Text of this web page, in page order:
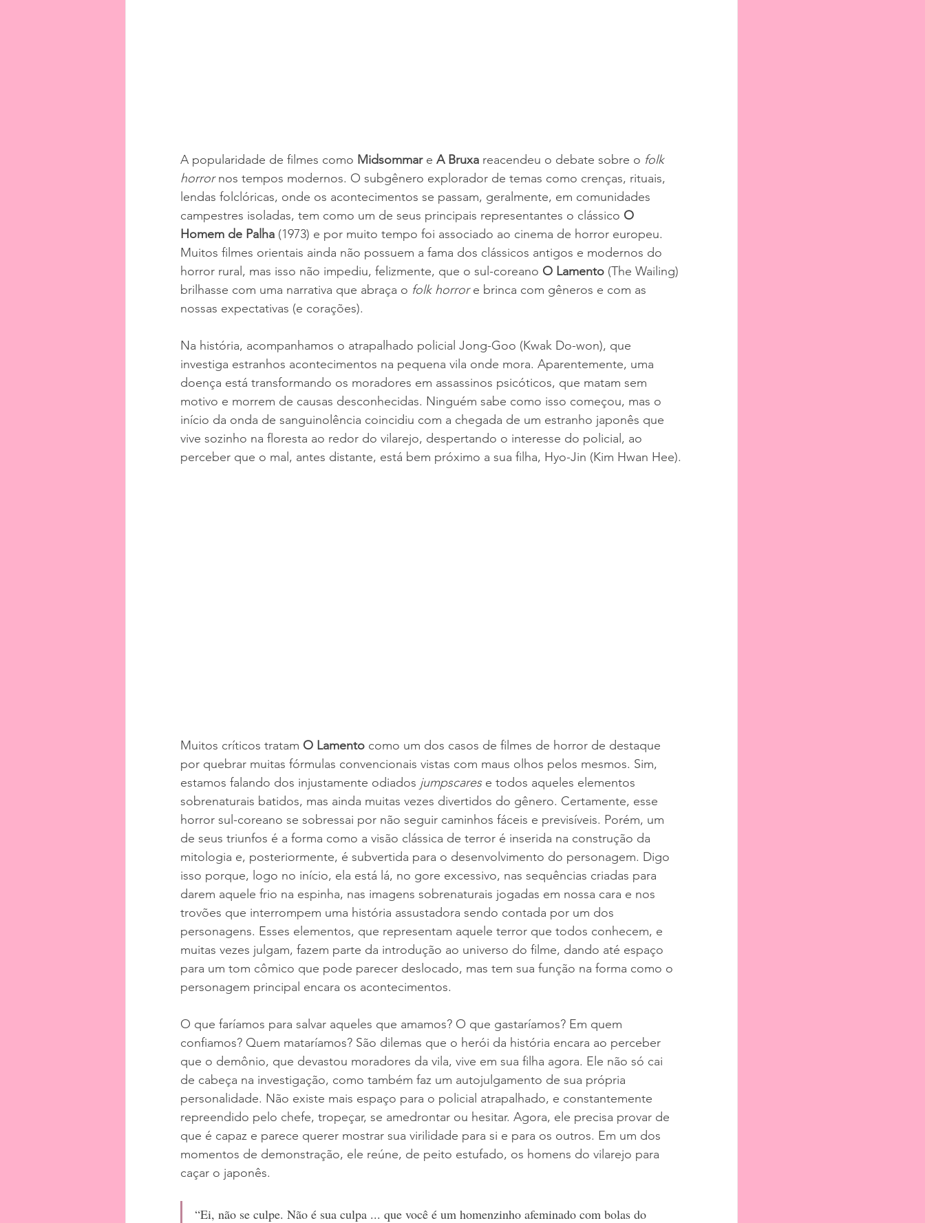
A popularidade de filmes como Midsommar e A Bruxa reacendeu o debate sobre o folk
horror nos tempos modernos. O subgênero explorador de temas como crenças, rituais,
lendas folclóricas, onde os acontecimentos se passam, geralmente, em comunidades
campestres isoladas, tem como um de seus principais representantes o clássico O
Homem de Palha (1973) e por muito tempo foi associado ao cinema de horror europeu.
Muitos filmes orientais ainda não possuem a fama dos clássicos antigos e modernos do
horror rural, mas isso não impediu, felizmente, que o sul-coreano O Lamento (The Wailing)
brilhasse com uma narrativa que abraça o folk horror e brinca com gêneros e com as
nossas expectativas (e corações).
Na história, acompanhamos o atrapalhado policial Jong-Goo (Kwak Do-won), que
investiga estranhos acontecimentos na pequena vila onde mora. Aparentemente, uma
doença está transformando os moradores em assassinos psicóticos, que matam sem
motivo e morrem de causas desconhecidas. Ninguém sabe como isso começou, mas o
início da onda de sanguinolência coincidiu com a chegada de um estranho japonês que
vive sozinho na floresta ao redor do vilarejo, despertando o interesse do policial, ao
perceber que o mal, antes distante, está bem próximo a sua filha, Hyo-Jin (Kim Hwan Hee).
Muitos críticos tratam O Lamento como um dos casos de filmes de horror de destaque
por quebrar muitas fórmulas convencionais vistas com maus olhos pelos mesmos. Sim,
estamos falando dos injustamente odiados jumpscares e todos aqueles elementos
sobrenaturais batidos, mas ainda muitas vezes divertidos do gênero. Certamente, esse
horror sul-coreano se sobressai por não seguir caminhos fáceis e previsíveis. Porém, um
de seus triunfos é a forma como a visão clássica de terror é inserida na construção da
mitologia e, posteriormente, é subvertida para o desenvolvimento do personagem. Digo
isso porque, logo no início, ela está lá, no gore excessivo, nas sequências criadas para
darem aquele frio na espinha, nas imagens sobrenaturais jogadas em nossa cara e nos
trovões que interrompem uma história assustadora sendo contada por um dos
personagens. Esses elementos, que representam aquele terror que todos conhecem, e
muitas vezes julgam, fazem parte da introdução ao universo do filme, dando até espaço
para um tom cômico que pode parecer deslocado, mas tem sua função na forma como o
personagem principal encara os acontecimentos.
O que faríamos para salvar aqueles que amamos? O que gastaríamos? Em quem
confiamos? Quem mataríamos? São dilemas que o herói da história encara ao perceber
que o demônio, que devastou moradores da vila, vive em sua filha agora. Ele não só cai
de cabeça na investigação, como também faz um autojulgamento de sua própria
personalidade. Não existe mais espaço para o policial atrapalhado, e constantemente
repreendido pelo chefe, tropeçar, se amedrontar ou hesitar. Agora, ele precisa provar de
que é capaz e parece querer mostrar sua virilidade para si e para os outros. Em um dos
momentos de demonstração, ele reúne, de peito estufado, os homens do vilarejo para
caçar o japonês.
“Ei, não se culpe. Não é sua culpa ... que você é um homenzinho afeminado com bolas do